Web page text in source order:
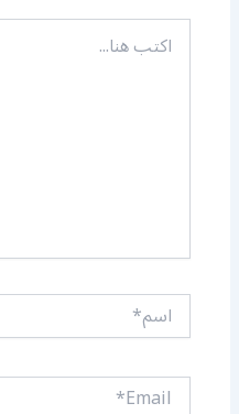
اكتب
هنا...
اسم*
Email*